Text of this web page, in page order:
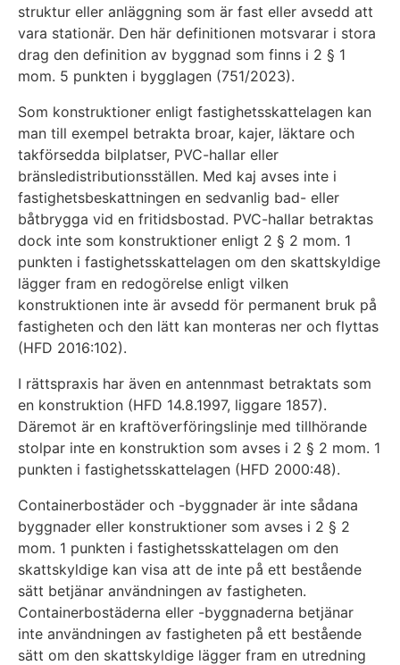
struktur eller anläggning som är fast eller avsedd att
vara stationär. Den här definitionen motsvarar i stora
drag den definition av byggnad som finns i 2 § 1
mom. 5 punkten i bygglagen (751/2023).
Som konstruktioner enligt fastighetsskattelagen kan
man till exempel betrakta broar, kajer, läktare och
takförsedda bilplatser, PVC-hallar eller
bränsledistributionsställen. Med kaj avses inte i
fastighetsbeskattningen en sedvanlig bad- eller
båtbrygga vid en fritidsbostad. PVC-hallar betraktas
dock inte som konstruktioner enligt 2 § 2 mom. 1
punkten i fastighetsskattelagen om den skattskyldige
lägger fram en redogörelse enligt vilken
konstruktionen inte är avsedd för permanent bruk på
fastigheten och den lätt kan monteras ner och flyttas
(HFD 2016:102).
I rättspraxis har även en antennmast betraktats som
en konstruktion (HFD 14.8.1997, liggare 1857).
Däremot är en kraftöverföringslinje med tillhörande
stolpar inte en konstruktion som avses i 2 § 2 mom. 1
punkten i fastighetsskattelagen (HFD 2000:48).
Containerbostäder och -byggnader är inte sådana
byggnader eller konstruktioner som avses i 2 § 2
mom. 1 punkten i fastighetsskattelagen om den
skattskyldige kan visa att de inte på ett bestående
sätt betjänar användningen av fastigheten.
Containerbostäderna eller -byggnaderna betjänar
inte användningen av fastigheten på ett bestående
sätt om den skattskyldige lägger fram en utredning